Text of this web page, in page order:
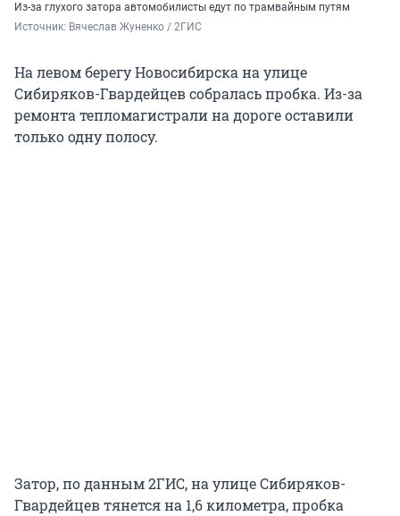
Из-за глухого затора автомобилисты едут по трамвайным путям
Источник: Вячеслав Жуненко / 2ГИС
На левом берегу Новосибирска на улице
Сибиряков-Гвардейцев собралась пробка. Из-за
ремонта тепломагистрали на дороге оставили
только одну полосу.
Затор, по данным 2ГИС, на улице Сибиряков-
Гвардейцев тянется на 1,6 километра, пробка